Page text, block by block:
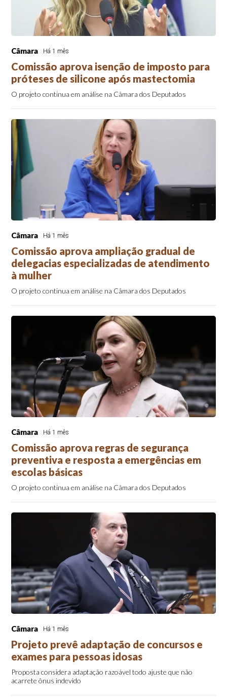
Câmara Há 1 mês
Comissão aprova isenção de imposto para
próteses de silicone após mastectomia
O projeto continua em análise na Câmara dos Deputados
Câmara Há 1 mês
Comissão aprova ampliação gradual de
delegacias especializadas de atendimento
à mulher
O projeto continua em análise na Câmara dos Deputados
Câmara Há 1 mês
Comissão aprova regras de segurança
preventiva e resposta a emergências em
escolas básicas
O projeto continua em análise na Câmara dos Deputados
Câmara Há 1 mês
Projeto prevê adaptação de concursos e
exames para pessoas idosas
Proposta considera adaptação razoável todo ajuste que não
acarrete ônus indevido